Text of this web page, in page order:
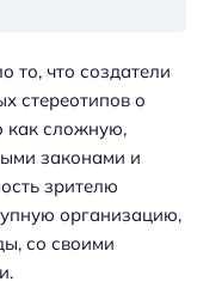
то, что создатели
стереотипов о
как сложную,
законами и
зрителю
организацию,
со своими